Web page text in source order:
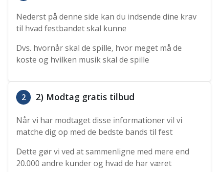
Nederst på denne side kan du indsende dine krav
til hvad festbandet skal kunne
Dvs. hvornår skal de spille, hvor meget må de
koste og hvilken musik skal de spille
2 2) Modtag gratis tilbud
Når vi har modtaget disse informationer vil vi
matche dig op med de bedste bands til fest
Dette gør vi ved at sammenligne med mere end
20.000 andre kunder og hvad de har været